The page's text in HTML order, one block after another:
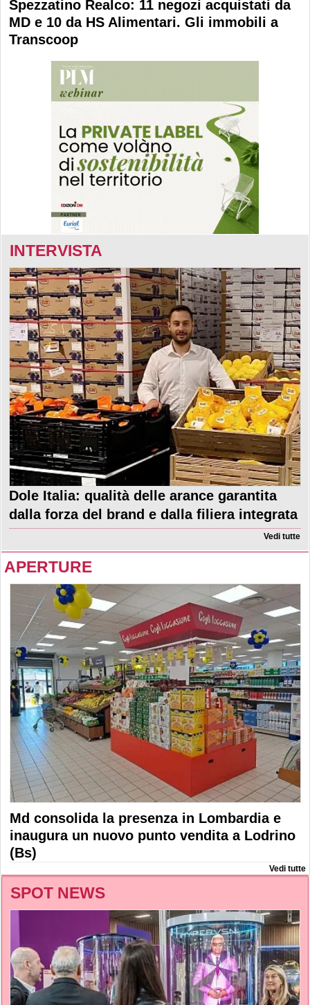
Spezzatino Realco: 11 negozi acquistati da
MD e 10 da HS Alimentari. Gli immobili a
Transcoop
INTERVISTA
Dole Italia: qualità delle arance garantita
dalla forza del brand e dalla filiera integrata
Vedi tutte
APERTURE
Md consolida la presenza in Lombardia e
inaugura un nuovo punto vendita a Lodrino
(Bs)
Vedi tutte
SPOT NEWS